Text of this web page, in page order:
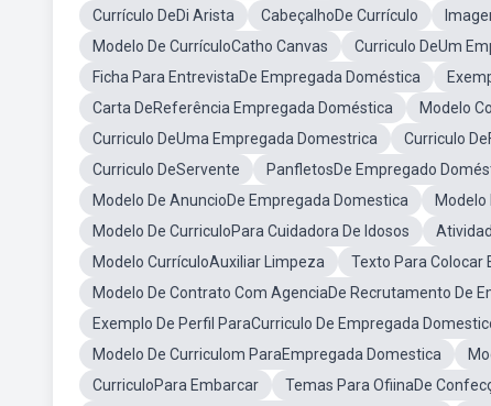
Currículo DeDi Arista
CabeçalhoDe Currículo
Modelo De CurrículoCatho Canvas
Curriculo DeUm
Ficha Para EntrevistaDe Empregada Doméstica
Carta DeReferência Empregada Doméstica
Modelo
Curriculo DeUma Empregada Domestrica
Curriculo
Curriculo DeServente
PanfletosDe Empregado
Modelo De AnuncioDe Empregada Domestica
Modelo
Modelo De CurriculoPara Cuidadora De Idosos
Modelo CurrículoAuxiliar Limpeza
Texto Para Colocar
Modelo De Contrato Com AgenciaDe Recrutamento De
Exemplo De Perfil ParaCurriculo De Empregada
Modelo De Curriculom ParaEmpregada Domestica
CurriculoPara Embarcar
Temas Para OfiinaDe